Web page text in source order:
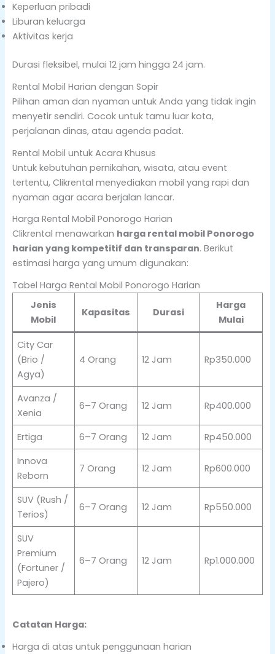
Keperluan pribadi
Liburan keluarga
Aktivitas kerja
Durasi fleksibel, mulai 12 jam hingga 24 jam.
Rental Mobil Harian dengan Sopir
Pilihan aman dan nyaman untuk Anda yang tidak ingin
menyetir sendiri. Cocok untuk tamu luar kota,
perjalanan dinas, atau agenda padat.
Rental Mobil untuk Acara Khusus
Untuk kebutuhan pernikahan, wisata, atau event
tertentu, Clikrental menyediakan mobil yang rapi dan
nyaman agar acara berjalan lancar.
Harga Rental Mobil Ponorogo Harian
Clikrental menawarkan harga rental mobil Ponorogo
harian yang kompetitif dan transparan. Berikut
estimasi harga yang umum digunakan:
Tabel Harga Rental Mobil Ponorogo Harian
Jenis
Mobil
Kapasitas Durasi
Harga
Mulai
City Car
(Brio /
Agya)
4 Orang 12 Jam Rp350.000
Avanza /
Xenia
6–7 Orang 12 Jam Rp400.000
Ertiga 6–7 Orang 12 Jam
Rp450.000
Innova
Reborn
7 Orang 12 Jam Rp600.000
SUV (Rush /
Terios)
6–7 Orang 12 Jam Rp550.000
SUV
Premium
(Fortuner /
Pajero)
6–7 Orang 12 Jam Rp1.000.000
Catatan Harga:
Harga di atas untuk penggunaan harian